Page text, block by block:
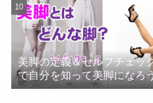
美脚の定義＆セルフチェッ
で自分を知って美脚になろ